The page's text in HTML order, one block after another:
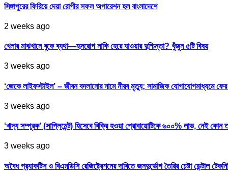
সিঙ্গাপুরের ফিরিয়ে দেয়া রোগীর সফল অপারেশন হল বাংলাদেশে
2 weeks ago
খেলার মাঝখানে বুকে ব্যথা—হৃদরোগ নাকি হেরে যাওয়ার দুশ্চিন্তা? খুঁজুন ৫টি বিষয়
3 weeks ago
‘জেকে লাইফস্টাইল’ – জীবন বদলানোর নামে নীরব মৃত্যু; সামাজিক যোগাযোগমাধ্যমে
3 weeks ago
‘খাদ্য সম্পূরক’ (সাপ্লিমেন্ট) হিসেবে বিক্রি হওয়া প্রোবায়োটিকে ৬০০% লাভ, নেই কোন
3 weeks ago
অবৈধ প্র‍্যাকটিস ও বিএমডিসি রেজিষ্ট্রেশনের দাবিতে জনদুর্ভোগ তৈরির চেষ্টা ডেন্টাল